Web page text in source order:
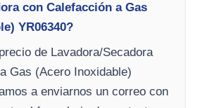
con Calefacción a Gas
YR06340?
de Lavadora/Secadora
Gas (Acero Inoxidable)
a enviarnos un correo con